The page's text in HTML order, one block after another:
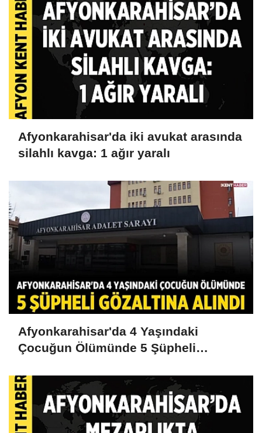
Afyonkarahisar'da iki avukat arasında
silahlı kavga: 1 ağır yaralı
Afyonkarahisar'da 4 Yaşındaki
Çocuğun Ölümünde 5 Şüpheli